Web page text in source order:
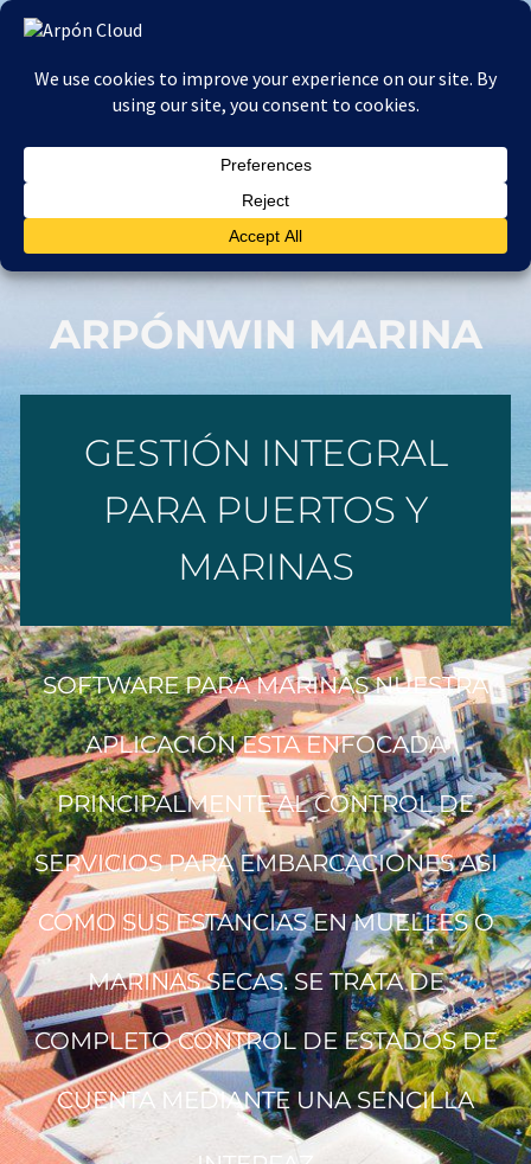
Ir
contenido
ARPÓNWIN MARINA
GESTIÓN INTEGRAL
PARA PUERTOS Y
MARINAS
SOFTWARE PARA MARINAS NUESTRA
APLICACIÓN ESTA ENFOCADA
PRINCIPALMENTE AL CONTROL DE
SERVICIOS PARA EMBARCACIONES ASI
COMO SUS ESTANCIAS EN MUELLES O
MARINAS SECAS. SE TRATA DE
COMPLETO CONTROL DE ESTADOS DE
CUENTA MEDIANTE UNA SENCILLA